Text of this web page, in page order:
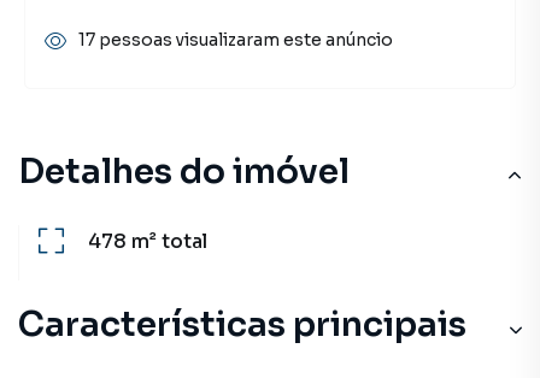
Detalhes do imóvel
478 m²total
Características principais
17 pessoas visualizaram este anúncio